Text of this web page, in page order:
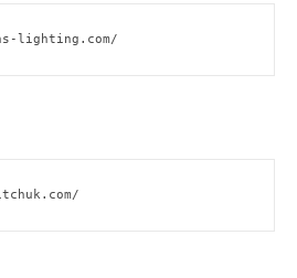
lighting.com/